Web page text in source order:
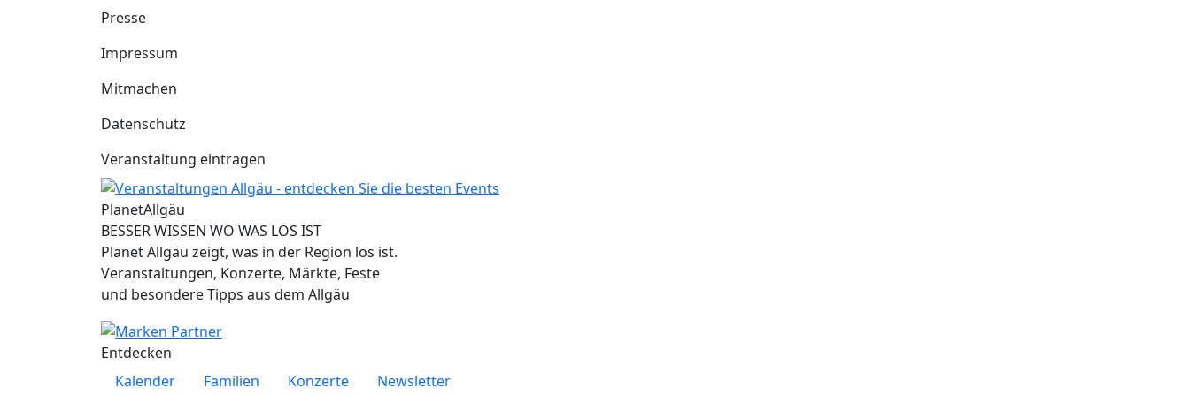
Presse
Impressum
Mitmachen
Datenschutz
Veranstaltung eintragen
PlanetAllgäu
BESSER WISSEN WO WAS LOS IST
Planet Allgäu zeigt, was in der Region los ist.
Veranstaltungen, Konzerte, Märkte, Feste
und besondere Tipps aus dem Allgäu
Entdecken
Kalender
Familien Konzerte Newsletter